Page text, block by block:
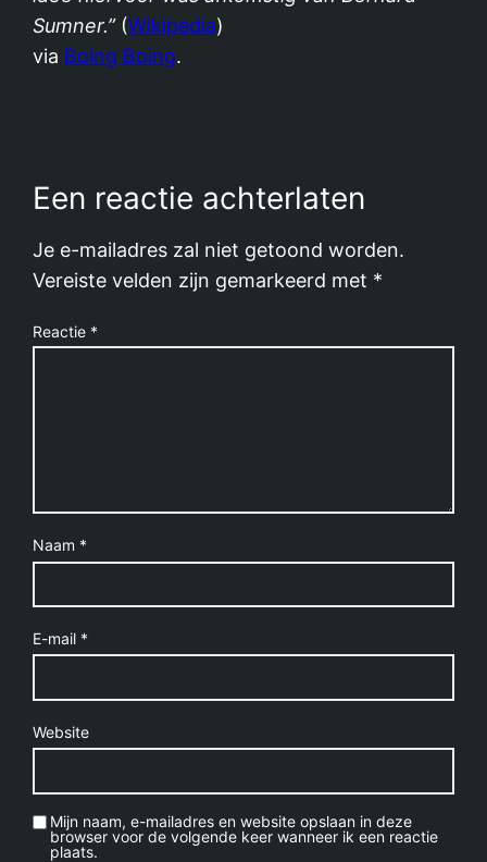
Sumner.”(Wikipedia)
via Boing Boing.
Een reactie achterlaten
Je e-mailadres zal niet getoond worden.
Vereiste velden zijn gemarkeerd met *
Reactie *
Naam *
E-mail *
Website
Mijn naam, e-mailadres en website opslaan in deze
browser voor de volgende keer wanneer ik een reactie
plaats.